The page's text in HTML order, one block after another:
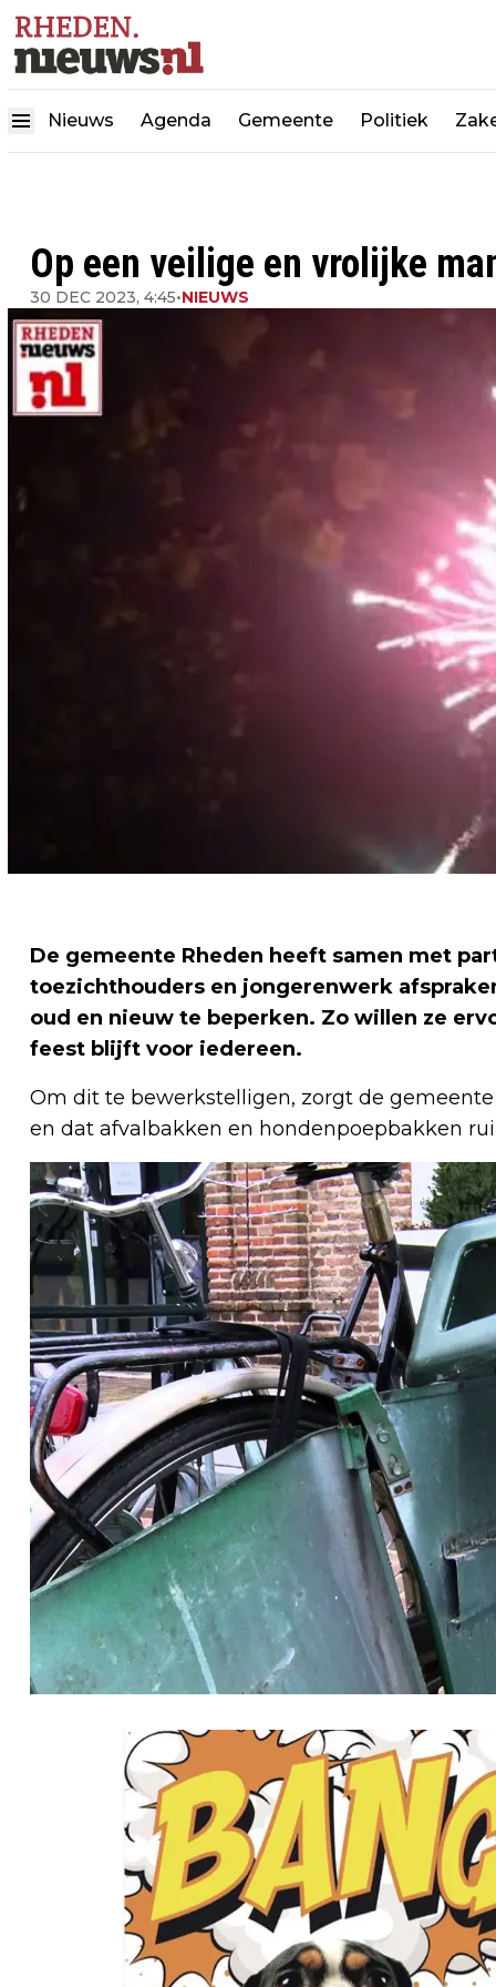
Nieuws Agenda Gemeente Politiek
Op een veilige en vrolijke
30 DEC 2023, 4:45•NIEUWS
De gemeente Rheden heeft samen met
toezichthouders en jongerenwerk
oud en nieuw te beperken. Zo willen ze
feest blijft voor iedereen.
Om dit te bewerkstelligen, zorgt de
en dat afvalbakken en hondenpoepbakken